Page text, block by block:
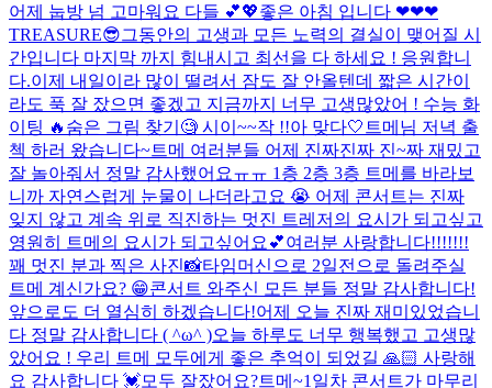
어제 눕방 넘 고마워요 다들 💕💖좋은 아침 입니다 ❤❤❤
TREASURE😎그동안의 고생과 모든 노력의 결실이 맺어질 시
간입니다 마지막 까지 힘내시고 최선을 다 하세요 ! 응원합니
다.이제 내일이라 많이 떨려서 잠도 잘 안올텐데 짧은 시간이
라도 푹 잘 잤으면 좋겠고 지금까지 너무 고생많았어 ! 수능 화
이팅 🔥 숨은 그림 찾기🧐 시이~~작 !!아 맞다🤍 트메님 저녁 출
첵 하러 왔습니다~트메 여러분들 어제 진짜진짜 진~짜 재밌고
잘 놀아줘서 정말 감사했어요ㅠㅠ 1층 2층 3층 트메를 바라보
니까 자연스럽게 눈물이 나더라고요 😭 어제 콘서트는 진짜
잊지 않고 계속 위로 직진하는 멋진 트레저의 요시가 되고싶고
영원히 트메의 요시가 되고싶어요💕여러분 사랑합니다!!!!!!!
꽤 멋진 분과 찍은 사진📸타임머신으로 2일전으로 돌려주실
트메 계신가요? 😁콘서트 와주신 모든 분들 정말 감사합니다!
앞으로도 더 열심히 하겠습니다!어제 오늘 진짜 재미있었습니
다 정말 감사합니다 ( ^ω^ )오늘 하루도 너무 행복했고 고생많
았어요 ! 우리 트메 모두에게 좋은 추억이 되었길 🙏🏻 사랑해
요 감사합니다 💓모두 잘잤어요?트메~1일차 콘서트가 마무리